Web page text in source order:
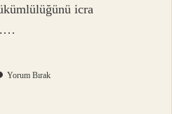
icra
Yorum Bırak